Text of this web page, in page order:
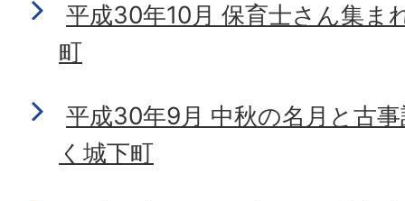
平成30年10月 保育士さん集ま
町
平成30年9月 中秋の名月と古
く城下町